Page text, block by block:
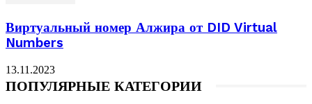
Виртуальный номер Алжира от DID Virtual
Numbers
13.11.2023
ПОПУЛЯРНЫЕ КАТЕГОРИИ